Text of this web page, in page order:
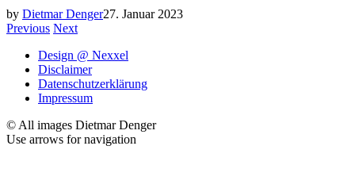
by Dietmar Denger27. Januar 2023
Previous Next
Design @ Nexxel
Disclaimer
Datenschutzerklärung
Impressum
© All images Dietmar Denger
Use arrows for navigation